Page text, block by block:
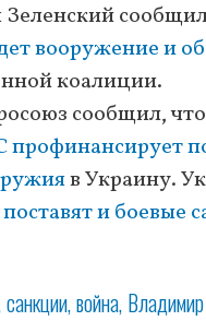
Зеленский
вооружение и
коалиции.
сообщил, что
профинансирует
в Украину.
поставят и боевые
санкции война